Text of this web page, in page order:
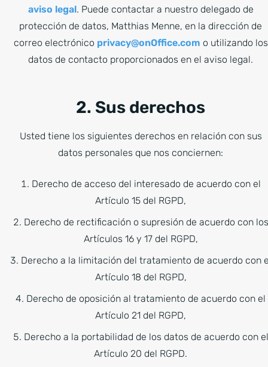
aviso legal. Puede contactar a nuestro delegado de
protección de datos, Matthias Menne, en la dirección de
correo electrónico privacy@onOffice.com o utilizando los
datos de contacto proporcionados en el aviso legal.
2. Sus derechos
Usted tiene los siguientes derechos en relación con sus
datos personales que nos conciernen:
Derecho de acceso del interesado de acuerdo con el
Artículo 15 del RGPD,
Derecho de rectificación o supresión de acuerdo con los
Artículos 16 y 17 del RGPD,
Derecho a la limitación del tratamiento de acuerdo con
Artículo 18 del RGPD,
Derecho de oposición al tratamiento de acuerdo con el
Artículo 21 del RGPD,
Derecho a la portabilidad de los datos de acuerdo con el
Artículo 20 del RGPD.